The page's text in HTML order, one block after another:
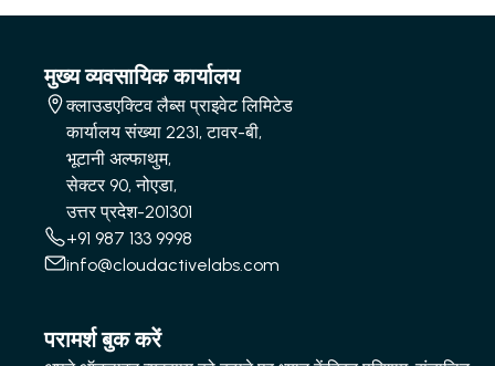
मुख्य व्यवसायिक कार्यालय
क्लाउडएक्टिव लैब्स प्राइवेट लिमिटेड
कार्यालय संख्या 2231, टावर-बी,
भूटानी अल्फाथुम,
सेक्टर 90, नोएडा,
उत्तर प्रदेश-201301
+91 987 133 9998
info@cloudactivelabs.com
परामर्श बुक करें